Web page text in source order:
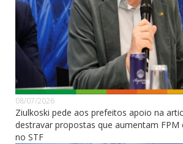
08/07/2026
Ziulkoski pede aos prefeitos apoio na
destravar propostas que aumentam FPM
no STF